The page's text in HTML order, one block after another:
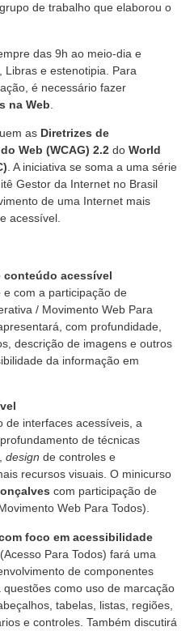
de trabalho que elaborou o
das 9h ao meio-dia e
Libras e estenotipia. Para
é necessário fazer
na Web
as Diretrizes de
Web (WCAG) 2.2 do World
. A iniciativa se soma a uma série
Gestor da Internet no Brasil
de uma Internet mais
acessível.
conteúdo acessível
e com a participação de
/ Movimento Web Para
com profundidade,
descrição de imagens e outros
da informação em
de interfaces acessíveis, a
de técnicas
design de controles e
recursos visuais. O minicurso
com participação de
Web Para Todos).
foco em acessibilidade
(Acesso Para Todos) fará uma
de componentes
como uso de marcação
tabelas, listas, regiões,
e controles. Também discutirá